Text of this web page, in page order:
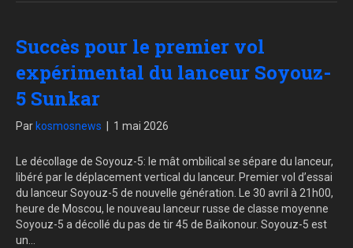
Succès pour le premier vol
expérimental du lanceur Soyouz-
5 Sunkar
Par kosmosnews 1 mai 2026
Le décollage de Soyouz-5: le mât ombilical se sépare du lanceur,
libéré par le déplacement vertical du lanceur. Premier vol d’essai
du lanceur Soyouz-5 de nouvelle génération. Le 30 avril à 21h00,
heure de Moscou, le nouveau lanceur russe de classe moyenne
Soyouz-5 a décollé du pas de tir 45 de Baïkonour. Soyouz-5 est
un…